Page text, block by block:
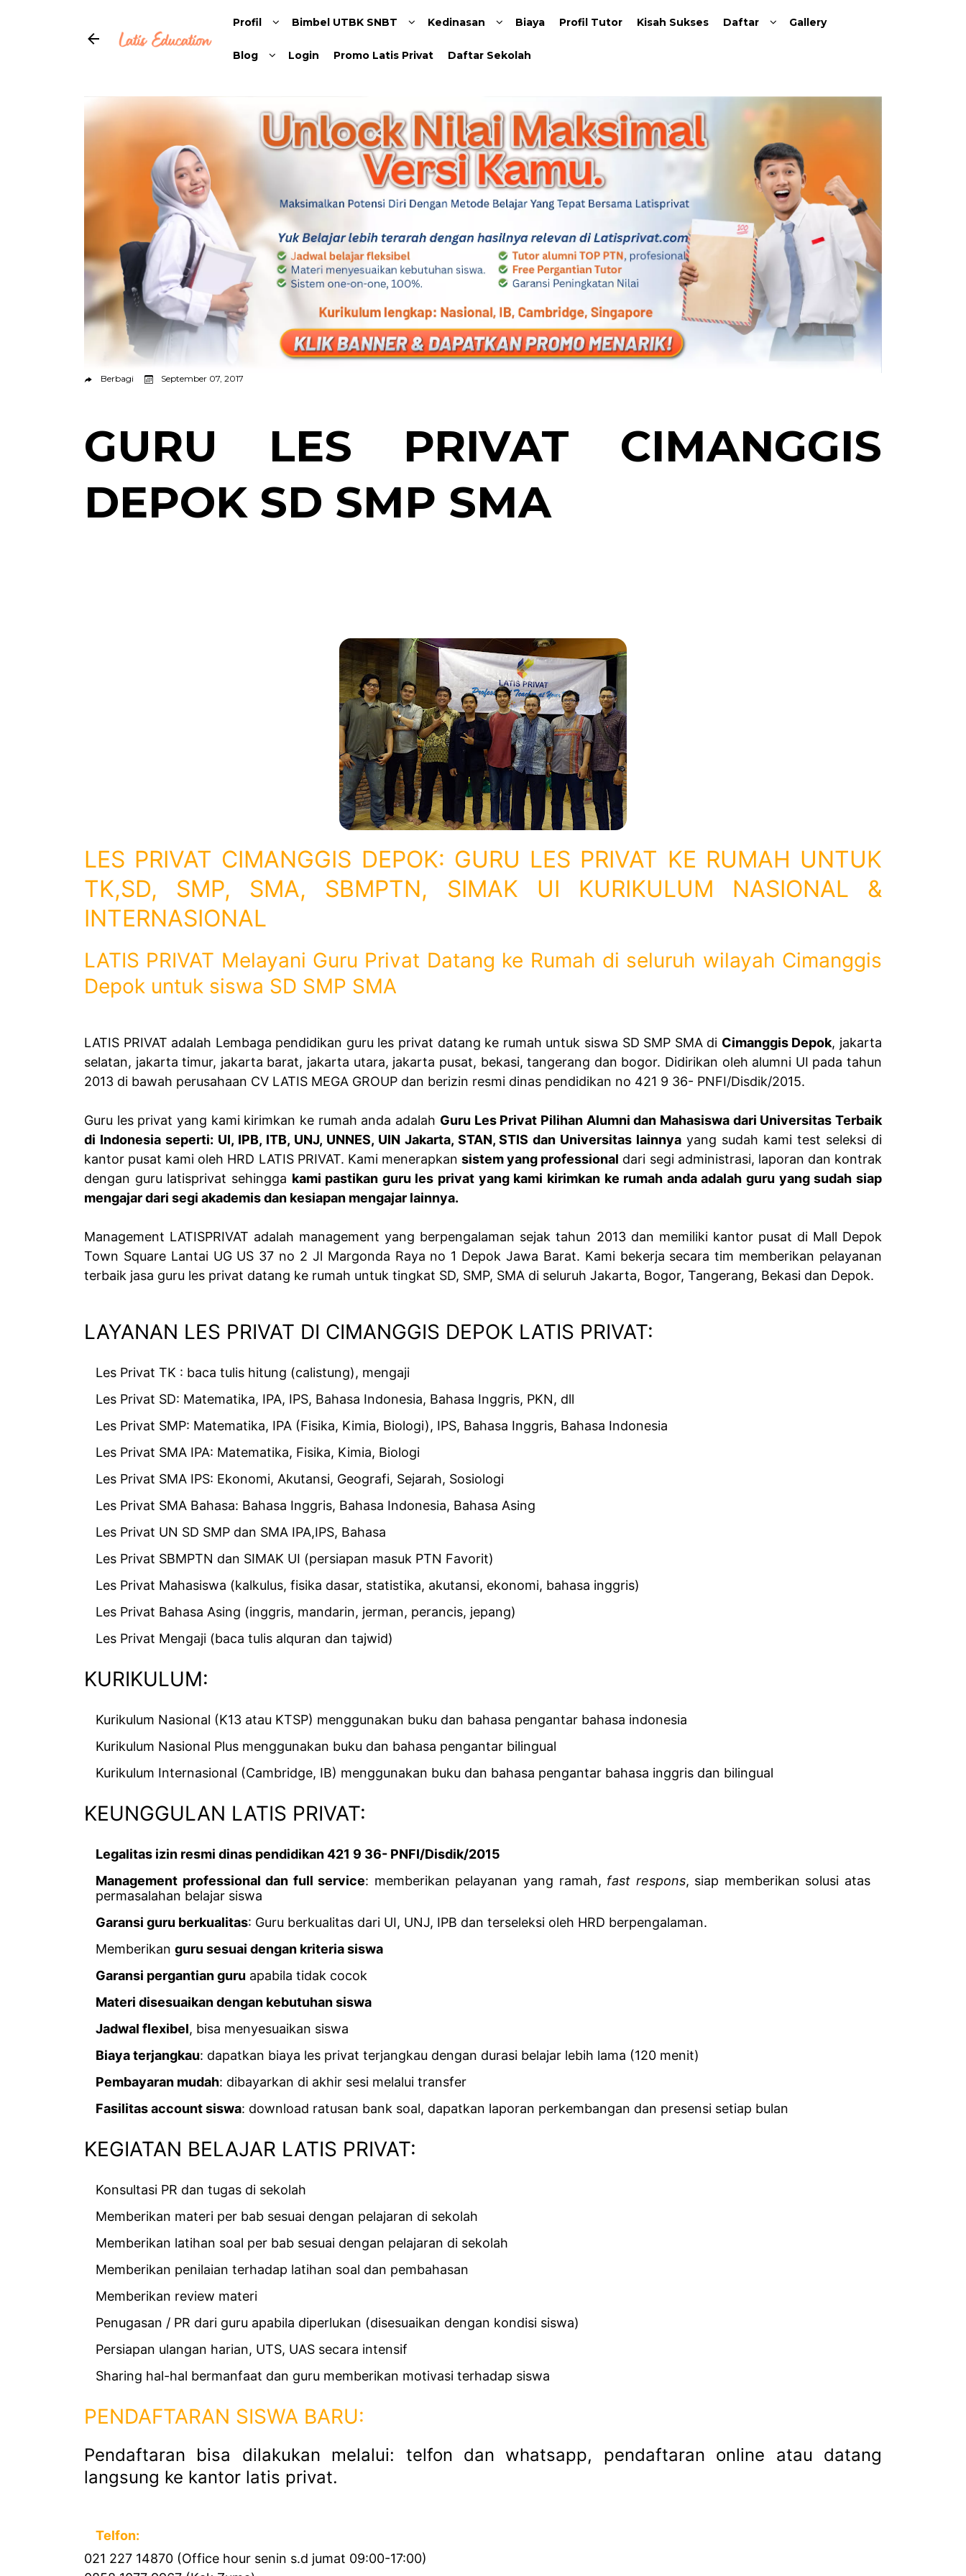
Langsung ke konten utama
Profil Bimbel UTBK SNBT Kedinasan Biaya Profil Tutor Kisah Sukses Daftar Gallery
Blog Login Promo Latis Privat Daftar Sekolah
Berbagi September 07, 2017
GURU LES PRIVAT CIMANGGIS
DEPOK SD SMP SMA
LES PRIVAT CIMANGGIS DEPOK: GURU LES PRIVAT KE RUMAH UNTUK
TK,SD, SMP, SMA, SBMPTN, SIMAK UI KURIKULUM NASIONAL &
INTERNASIONAL
LATIS PRIVAT Melayani Guru Privat Datang ke Rumah di seluruh wilayah Cimanggis
Depok untuk siswa SD SMP SMA
LATIS PRIVAT adalah Lembaga pendidikan guru les privat datang ke rumah untuk siswa SD SMP SMA di Cimanggis Depok, jakarta
selatan, jakarta timur, jakarta barat, jakarta utara, jakarta pusat, bekasi, tangerang dan bogor. Didirikan oleh alumni UI pada tahun
2013 di bawah perusahaan CV LATIS MEGA GROUP dan berizin resmi dinas pendidikan no 421 9 36- PNFI/Disdik/2015.
Guru les privat yang kami kirimkan ke rumah anda adalah Guru Les Privat Pilihan Alumni dan Mahasiswa dari Universitas Terbaik
di Indonesia seperti: UI, IPB, ITB, UNJ, UNNES, UIN Jakarta, STAN, STIS dan Universitas lainnya yang sudah kami test seleksi di
kantor pusat kami oleh HRD LATIS PRIVAT. Kami menerapkansistem yang professional dari segi administrasi, laporan dan kontrak
dengan guru latisprivat sehingga kami pastikan guru les privat yang kami kirimkan ke rumah anda adalah guru yang sudah siap
mengajar dari segi akademis dan kesiapan mengajar lainnya.
Management LATISPRIVAT adalah management yang berpengalaman sejak tahun 2013 dan memiliki kantor pusat di Mall Depok
Town Square Lantai UG US 37 no 2 Jl Margonda Raya no 1 Depok Jawa Barat. Kami bekerja secara tim memberikan pelayanan
terbaik jasa guru les privat datang ke rumah untuk tingkat SD, SMP, SMA di seluruh Jakarta, Bogor, Tangerang, Bekasi dan Depok.
LAYANAN LES PRIVAT DI CIMANGGIS DEPOK LATIS PRIVAT:
Les Privat TK : baca tulis hitung (calistung), mengaji
Les Privat SD: Matematika, IPA, IPS, Bahasa Indonesia, Bahasa Inggris, PKN, dll
Les Privat SMP: Matematika, IPA (Fisika, Kimia, Biologi), IPS, Bahasa Inggris, Bahasa Indonesia
Les Privat SMA IPA: Matematika, Fisika, Kimia, Biologi
Les Privat SMA IPS: Ekonomi, Akutansi, Geografi, Sejarah, Sosiologi
Les Privat SMA Bahasa: Bahasa Inggris, Bahasa Indonesia, Bahasa Asing
Les Privat UN SD SMP dan SMA IPA,IPS, Bahasa
Les Privat SBMPTN dan SIMAK UI (persiapan masuk PTN Favorit)
Les Privat Mahasiswa (kalkulus, fisika dasar, statistika, akutansi, ekonomi, bahasa inggris)
Les Privat Bahasa Asing (inggris, mandarin, jerman, perancis, jepang)
Les Privat Mengaji (baca tulis alquran dan tajwid)
KURIKULUM:
Kurikulum Nasional (K13 atau KTSP) menggunakan buku dan bahasa pengantar bahasa indonesia
Kurikulum Nasional Plus menggunakan buku dan bahasa pengantar bilingual
Kurikulum Internasional (Cambridge, IB) menggunakan buku dan bahasa pengantar bahasa inggris dan bilingual
KEUNGGULAN LATIS PRIVAT:
Legalitas izin resmi dinas pendidikan 421 9 36- PNFI/Disdik/2015
Management professional dan full service: memberikan pelayanan yang ramah, fast respons, siap memberikan solusi atas
permasalahan belajar siswa
Garansi guru berkualitas: Guru berkualitas dari UI, UNJ, IPB dan terseleksi oleh HRD berpengalaman.
Memberikan guru sesuai dengan kriteria siswa
Garansi pergantian guru apabila tidak cocok
Materi disesuaikan dengan kebutuhan siswa
Jadwal flexibel, bisa menyesuaikan siswa
Biaya terjangkau: dapatkan biaya les privat terjangkau dengan durasi belajar lebih lama (120 menit)
Pembayaran mudah: dibayarkan di akhir sesi melalui transfer
Fasilitas account siswa: download ratusan bank soal, dapatkan laporan perkembangan dan presensi setiap bulan
KEGIATAN BELAJAR LATIS PRIVAT:
Konsultasi PR dan tugas di sekolah
Memberikan materi per bab sesuai dengan pelajaran di sekolah
Memberikan latihan soal per bab sesuai dengan pelajaran di sekolah
Memberikan penilaian terhadap latihan soal dan pembahasan
Memberikan review materi
Penugasan / PR dari guru apabila diperlukan (disesuaikan dengan kondisi siswa)
Persiapan ulangan harian, UTS, UAS secara intensif
Sharing hal-hal bermanfaat dan guru memberikan motivasi terhadap siswa
PENDAFTARAN SISWA BARU:
Pendaftaran bisa dilakukan melalui: telfon dan whatsapp, pendaftaran online atau datang
langsung ke kantor latis privat.
Telfon:
021 227 14870 (Office hour senin s.d jumat 09:00-17:00)